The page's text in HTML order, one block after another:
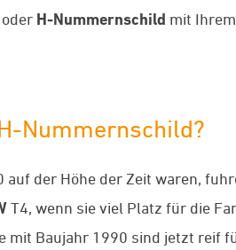
oder H-Nummernschild mit Ihrem
Nummernschild?
auf der Höhe der Zeit waren,
T4, wenn sie viel Platz für die
mit Baujahr 1990 sind jetzt reif